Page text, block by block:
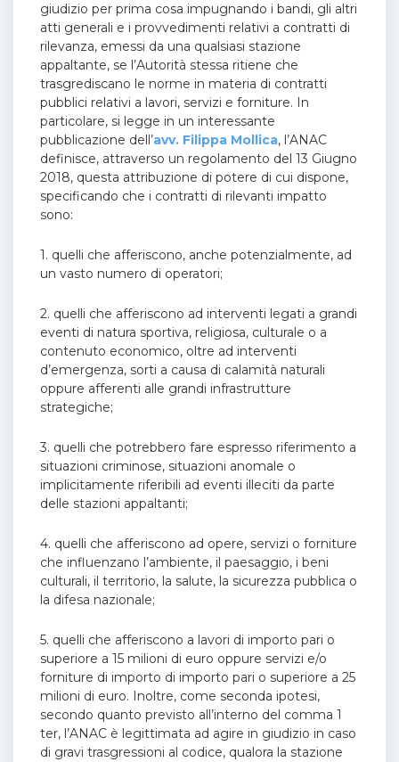
giudizio per prima cosa impugnando i bandi, gli altri
atti generali e i provvedimenti relativi a contratti di
rilevanza, emessi da una qualsiasi stazione
appaltante, se l’Autorità stessa ritiene che
trasgrediscano le norme in materia di contratti
pubblici relativi a lavori, servizi e forniture. In
particolare, si legge in un interessante
pubblicazione dell’avv. Filippa Mollica, l’ANAC
definisce, attraverso un regolamento del 13 Giugno
2018, questa attribuzione di potere di cui dispone,
specificando che i contratti di rilevanti impatto
sono:
1. quelli che afferiscono, anche potenzialmente, ad
un vasto numero di operatori;
2. quelli che afferiscono ad interventi legati a grandi
eventi di natura sportiva, religiosa, culturale o a
contenuto economico, oltre ad interventi
d’emergenza, sorti a causa di calamità naturali
oppure afferenti alle grandi infrastrutture
strategiche;
3. quelli che potrebbero fare espresso riferimento a
situazioni criminose, situazioni anomale o
implicitamente riferibili ad eventi illeciti da parte
delle stazioni appaltanti;
4. quelli che afferiscono ad opere, servizi o forniture
che influenzano l’ambiente, il paesaggio, i beni
culturali, il territorio, la salute, la sicurezza pubblica o
la difesa nazionale;
5. quelli che afferiscono a lavori di importo pari o
superiore a 15 milioni di euro oppure servizi e/o
forniture di importo di importo pari o superiore a 25
milioni di euro. Inoltre, come seconda ipotesi,
secondo quanto previsto all’interno del comma 1
ter, l’ANAC è legittimata ad agire in giudizio in caso
di gravi trasgressioni al codice, qualora la stazione